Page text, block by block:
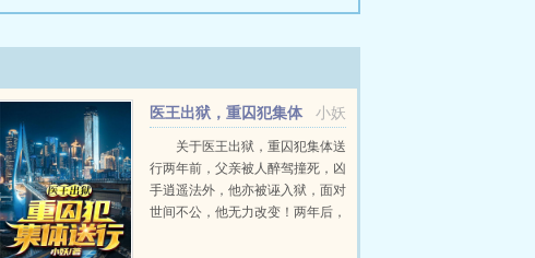
小妖
医王出狱，重囚犯集体
送行关于医王出狱，重囚犯集体送
行两年前，父亲被人醉驾撞死，凶
手逍遥法外，他亦被诬入狱，面对
世间不公，他无力改变！两年后，